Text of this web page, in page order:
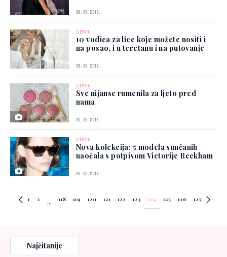
26. 05. 2018.
LJEPOTA
10 vodica za lice koje možete nositi i
na posao, i u teretanu i na putovanje
25. 05. 2018.
LJEPOTA
Sve nijanse rumenila za ljeto pred
nama
25. 05. 2018.
LJEPOTA
Nova kolekcija: 5 modela sunčanih
naočala s potpisom Victorije Beckham
25. 05. 2018.
1 2 ... 118 119 120 121 122 123 124 125 126 127
Najčitanije